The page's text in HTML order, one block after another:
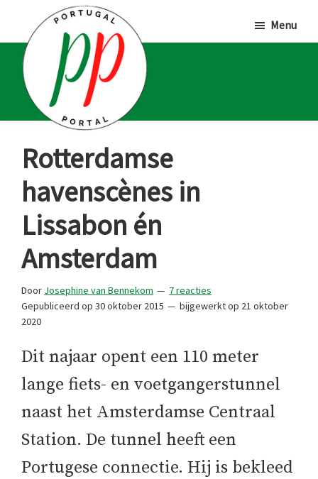
hoofd
inhoud
eerste
sidebar
voettekst
Portal
Portugalliefhebbers
en
-
fanaten
Menu
Rotterdamse
havenscènes in
Lissabon én
Amsterdam
Door Josephine van Bennekom
7 reacties
Gepubliceerd op 30 oktober 2015 bijgewerkt op 21 oktober
2020
Dit najaar opent een 110 meter
lange fiets- en voetgangerstunnel
naast het Amsterdamse Centraal
Station. De tunnel heeft een
Portugese connectie. Hij is bekleed